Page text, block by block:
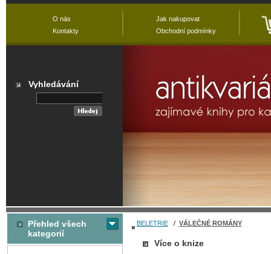
BELETRIE/ VÁLEČNÉ ROMÁNY
Více o knize
Přehled všech
kategorií
O nás
Kontakty
Jak nakupovat
Obchodní podmínky
Vyhledávání